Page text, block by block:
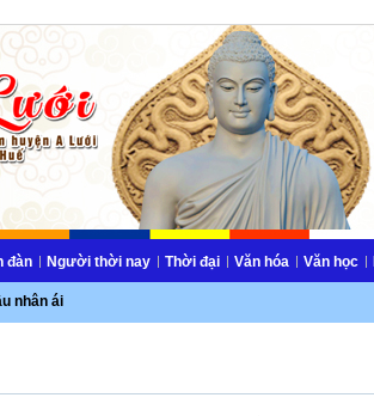
nhân ái
đàn Người thời nay Thời đại Văn hóa Văn học